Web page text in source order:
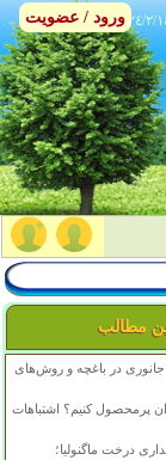
١٤٤٨
مطالب
جانوری در باغچه و روش‌های
پرمحصول کنیم؟ اشتباهات
درخت ماگنولیا؛
ورود / عضویت